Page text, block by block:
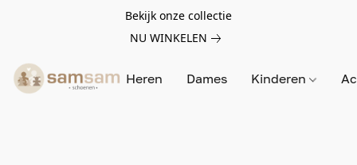
Bekijk onze collectie
NU WINKELEN
Heren Dames Kinderen